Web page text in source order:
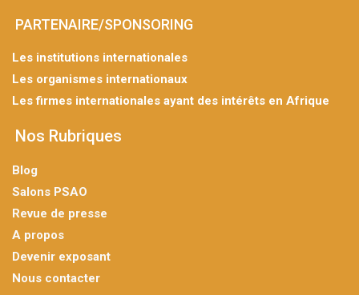
PARTENAIRE/SPONSORING
Les institutions internationales
Les organismes internationaux
Les firmes internationales ayant des intérêts en Afrique
Nos Rubriques
Blog
Salons PSAO
Revue de presse
A propos
Devenir exposant
Nous contacter